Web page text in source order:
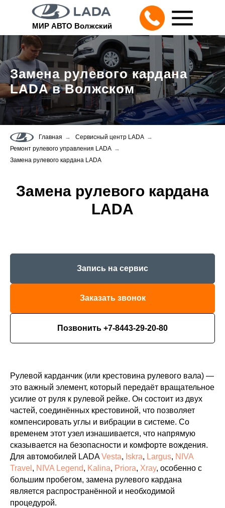
МИР АВТО Волжский
Замена рулевого кардана
LADA в Волжском
Главная → Сервисный центр LADA →
Ремонт рулевого управления LADA →
Замена рулевого кардана LADA
Замена рулевого кардана
LADA
Запись на сервис
Заказать звонок
Позвонить +7-8443-29-20-80
Рулевой карданчик (или крестовина рулевого вала) —
это важный элемент, который передаёт вращательное
усилие от руля к рулевой рейке. Он состоит из двух
частей, соединённых крестовиной, что позволяет
компенсировать углы и вибрации в системе. Со
временем этот узел изнашивается, что напрямую
сказывается на безопасности и комфорте вождения.
Для автомобилей LADAVesta, Iskra, Largus, NIVA
Travel , NIVA Legend, Kalina, Priora, Xray, особенно с
большим пробегом, замена рулевого кардана
является распространённой и необходимой
процедурой.